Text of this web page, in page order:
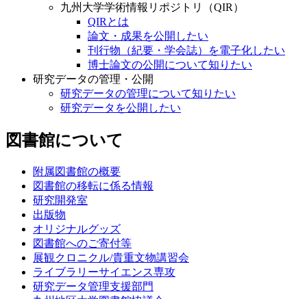
九州大学学術情報リポジトリ（QIR）
QIRとは
論文・成果を公開したい
刊行物（紀要・学会誌）を電子化したい
博士論文の公開について知りたい
研究データの管理・公開
研究データの管理について知りたい
研究データを公開したい
図書館について
附属図書館の概要
図書館の移転に係る情報
研究開発室
出版物
オリジナルグッズ
図書館へのご寄付等
展観クロニクル/貴重文物講習会
ライブラリーサイエンス専攻
研究データ管理支援部門